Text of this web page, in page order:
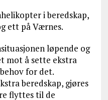
i beredskap,
ett på Værnes.
løpende og
mot å sette ekstra
for det.
beredskap, gjøres
flyttes til de